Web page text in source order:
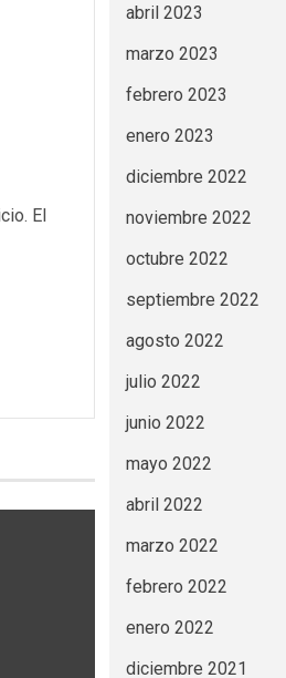
El
abril 2023
marzo 2023
febrero 2023
enero 2023
diciembre 2022
noviembre 2022
octubre 2022
septiembre 2022
agosto 2022
julio 2022
junio 2022
mayo 2022
abril 2022
marzo 2022
febrero 2022
enero 2022
diciembre 2021